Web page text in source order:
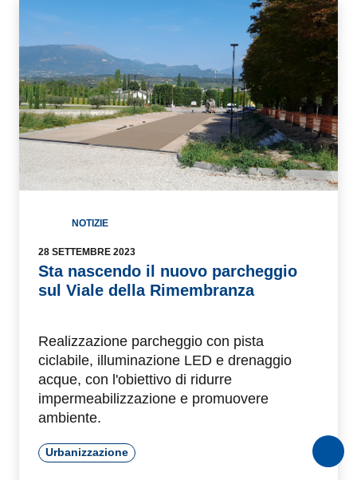
NOTIZIE
28 SETTEMBRE 2023
Sta nascendo il nuovo parcheggio
sul Viale della Rimembranza
Realizzazione parcheggio con pista
ciclabile, illuminazione LED e drenaggio
acque, con l'obiettivo di ridurre
impermeabilizzazione e promuovere
ambiente.
Urbanizzazione